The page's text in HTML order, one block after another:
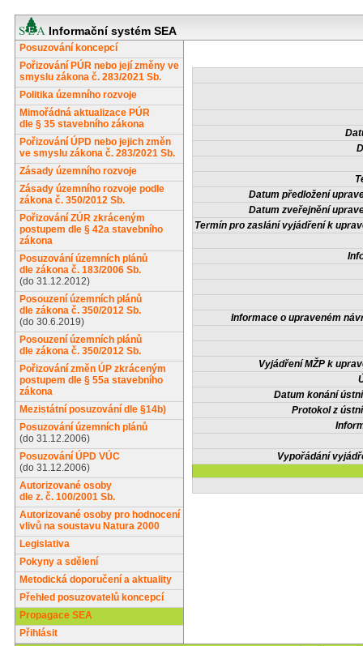
Informační systém SEA
Posuzování koncepcí
Pořizování PÚR nebo její změny ve
smyslu zákona č. 283/2021 Sb.
Politika územního rozvoje
Mimořádná aktualizace PÚR
dle § 35 stavebního zákona
Pořizování ÚPD nebo jejich změn
ve smyslu zákona č. 283/2021 Sb.
Zásady územního rozvoje
Zásady územního rozvoje podle
zákona č. 350/2012 Sb.
Pořizování ZÚR zkráceným
postupem dle § 42a stavebního
zákona
Posuzování územních plánů
dle zákona č. 183/2006 Sb.
(do 31.12.2012)
Posouzení územních plánů
dle zákona č. 350/2012 Sb.
(do 30.6.2019)
Posouzení územních plánů
dle zákona č. 350/2012 Sb.
Pořizování změn ÚP zkráceným
postupem dle § 55a stavebního
zákona
Mezistátní posuzování dle §14b)
Posuzování územních plánů
(do 31.12.2006)
Posuzování ÚPD VÚC
(do 31.12.2006)
Autorizované osoby
dle z. č. 100/2001 Sb.
Autorizované osoby pro hodnocení
vlivů na soustavu Natura 2000
Legislativa
Pokyny a sdělení
Metodická doporučení a aktuality
Přehled posuzovatelů koncepcí
Propagace SEA
Přihlásit
Datum předložení
Datum zveřejnění
Termín pro zaslání vyjádření k
Informace o upraveném
Vyjádření MŽP k
Datum konání
Protokol z
Vypořádání